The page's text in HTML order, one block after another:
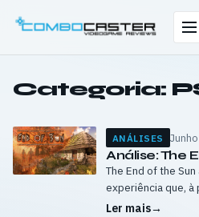
para
Categoria:
ANÁLISES
Análise: The
The End of the
experiência que, à
mais intenso e
Ler mais→